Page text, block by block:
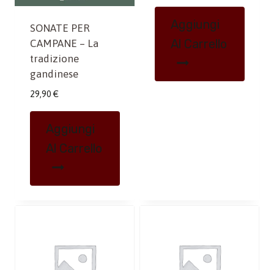
SONATE PER
CAMPANE – La
tradizione
gandinese
29,90 €
Aggiungi
Al Carrello
Aggiungi
Al Carrello